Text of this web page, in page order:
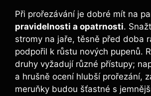
Při prořezávání je dobré mít na
pravidelnosti a opatrnosti.
stromy na jaře, těsně před doba
podpořil k růstu nových pupenů.
druhy vyžadují různé přístupy;
a hrušně ocení hlubší prořezání,
meruňky budou šťastné s